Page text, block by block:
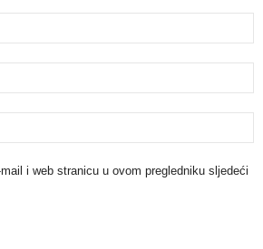
i web stranicu u ovom pregledniku sljedeći